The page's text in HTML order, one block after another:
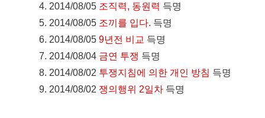
2014/08/05 조직력, 동원력 득명
2014/08/05 조끼를 입다. 득명
2014/08/05 9년전 비교 득명
2014/08/04 금연 투쟁 득명
2014/08/02 투쟁지침에 의한 개인 방침 득명
2014/08/02 쟁의행위 2일차 득명